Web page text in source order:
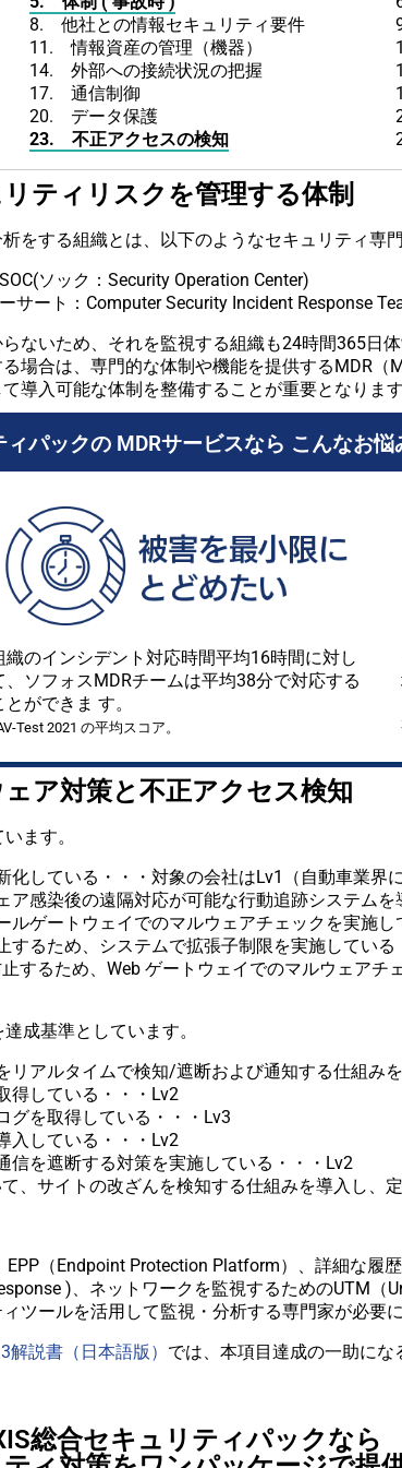
8. 他社との情報セキュリティ要件
11. 情報資産の管理（機器）
14. 外部への接続状況の把握
17. 通信制御
20. データ保護
23. 不正アクセスの検知
リティリスクを管理する体
をする組織とは、以下のようなセキュリティ専
ソック：Security Operation Center)
サート：Computer Security Incident Response
ないため、それを監視する組織も24時間365日
場合は、専門的な体制や機能を提供するMDR（
導入可能な体制を整備することが重要となります
パックの MDRサービスなら こんなお
織のインシデント対応時間平均16時間に対し
、ソフォスMDRチームは平均38分で対応する
とができま す。
Test 2021 の平均スコア。
ェア対策と不正アクセス検
ます。
している・・・対象の会社はLv1（自動車業界
感染後の遠隔対応が可能な行動追跡システムを
ルゲートウェイでのマルウェアチェックを実施し
するため、システムで拡張子制限を実施している
するため、Web ゲートウェイでのマルウェアチ
成基準としています。
アルタイムで検知/遮断および通知する仕組み
得している・・・Lv2
グを取得している・・・Lv3
入している・・・Lv2
を遮断する対策を実施している・・・Lv2
、サイトの改ざんを検知する仕組みを導入し、
（Endpoint Protection Platform）、詳細な履
)、ネットワークを監視するためのUTM（
ツールを活用して監視・分析する専門家が必要に
説書（日本語版） では、本項目達成の一助にな
総合セキュリティパックなら